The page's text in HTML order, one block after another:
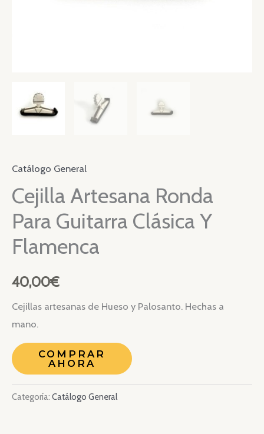
Catálogo General
Cejilla Artesana Ronda
Para Guitarra Clásica Y
Flamenca
40,00€
Cejillas artesanas de Hueso y Palosanto. Hechas a
mano.
COMPRAR
AHORA
Categoría: Catálogo General